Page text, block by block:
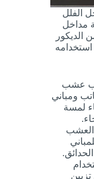
الفلل
مداخل
الديكور
استخدامه
عشب
ومباني
لمسة